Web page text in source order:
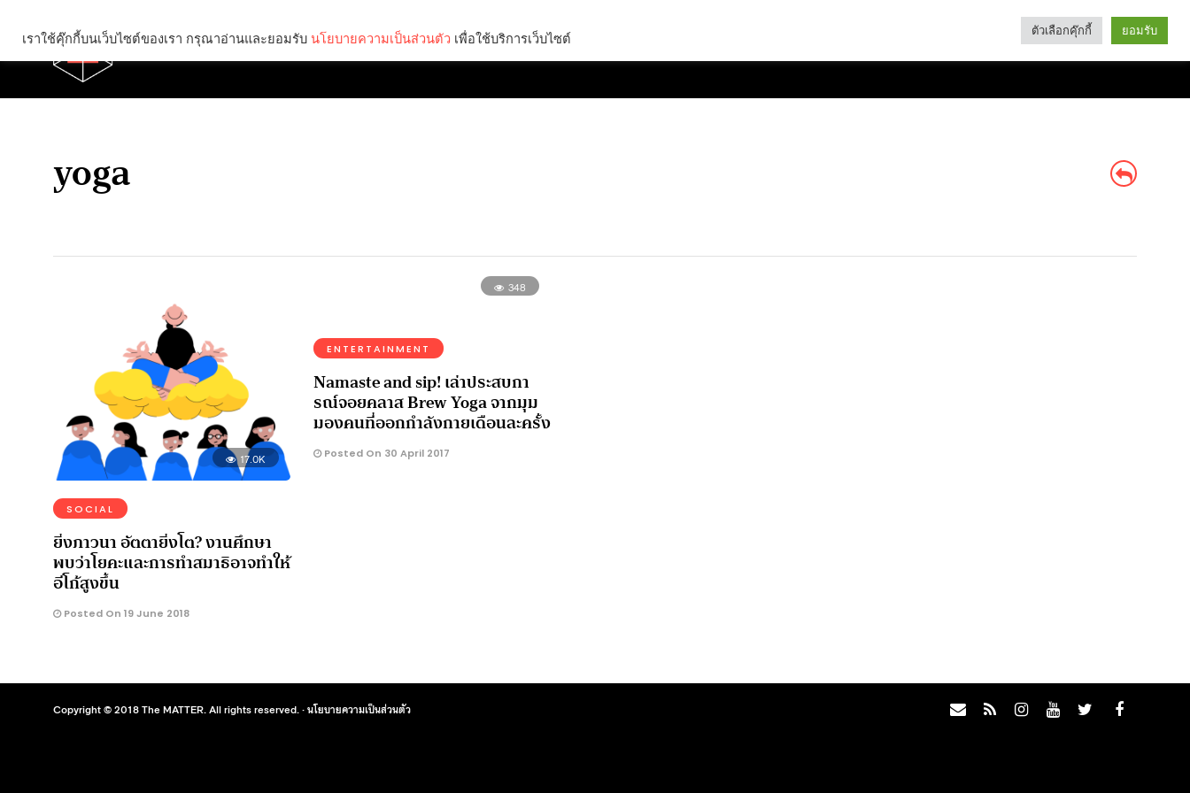
Categories
yoga
17.0K
SOCIAL
ยิ่งภาวนา อัตตายิ่งโต? งานศึกษา
พบว่าโยคะและการทำสมาธิอาจทำให้
อีโก้สูงขึ้น
Posted On 19 June 2018
348
ENTERTAINMENT
Namaste and sip! เล่าประสบกา
รณ์จอยคลาส Brew Yoga จากมุม
มองคนที่ออกกำลังกายเดือนละครั้ง
Posted On 30 April 2017
Copyright © 2018 The MATTER. All rights reserved. ·นโยบายความเป็นส่วนตัว
เราใช้คุ๊กกี้บนเว็บไซต์ของเรา กรุณาอ่านและยอมรับ นโยบายความเป็นส่วนตัว เพื่อใช้บริการเว็บไซต์ ตัวเลือกคุ๊กกี้ ยอมรับ